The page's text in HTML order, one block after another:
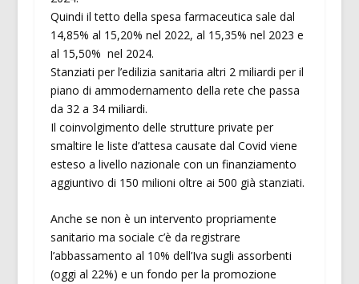
Quindi il tetto della spesa farmaceutica sale dal
14,85% al 15,20% nel 2022, al 15,35% nel 2023 e
al 15,50% nel 2024.
Stanziati per l’edilizia sanitaria altri 2 miliardi per il
piano di ammodernamento della rete che passa
da 32 a 34 miliardi.
Il coinvolgimento delle strutture private per
smaltire le liste d’attesa causate dal Covid viene
esteso a livello nazionale con un finanziamento
aggiuntivo di 150 milioni oltre ai 500 già stanziati.
Anche se non è un intervento propriamente
sanitario ma sociale c’è da registrare
l’abbassamento al 10% dell’Iva sugli assorbenti
(oggi al 22%) e un fondo per la promozione